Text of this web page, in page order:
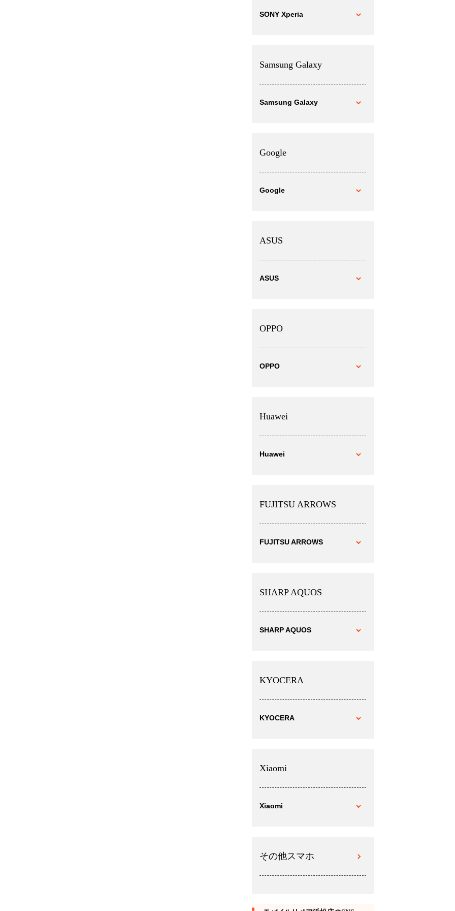
SONY Xperia
Samsung Galaxy
Samsung Galaxy
Google
Google
ASUS
ASUS
OPPO
OPPO
Huawei
Huawei
FUJITSU ARROWS
FUJITSU ARROWS
SHARP AQUOS
SHARP AQUOS
KYOCERA
KYOCERA
Xiaomi
Xiaomi
その他スマホ